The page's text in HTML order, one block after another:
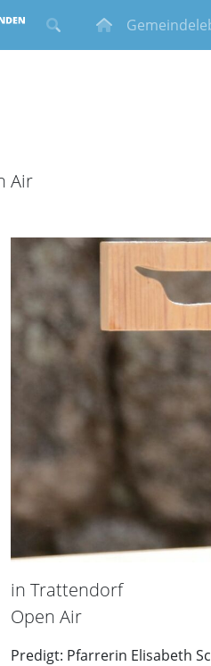
Air
in Trattendorf
Open Air
Predigt: Pfarrerin Elisabeth